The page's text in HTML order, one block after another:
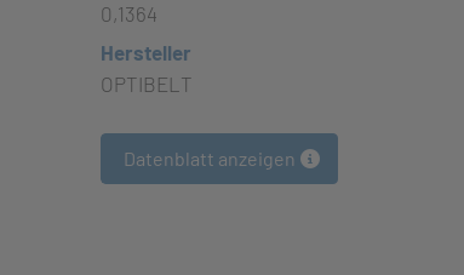
0,1364
Hersteller
OPTIBELT
Datenblatt anzeigen